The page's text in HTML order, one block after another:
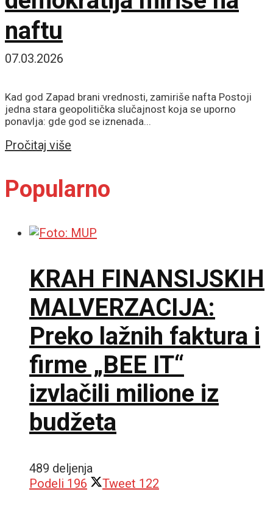
naftu
07.03.2026
Kad god Zapad brani vrednosti, zamiriše nafta Postoji
jedna stara geopolitička slučajnost koja se uporno
ponavlja: gde god se iznenada...
Pročitaj više
Popularno
KRAH FINANSIJSKIH
MALVERZACIJA:
Preko lažnih faktura i
firme „BEE IT“
izvlačili milione iz
budžeta
489 deljenja
Podeli 196 Tweet 122